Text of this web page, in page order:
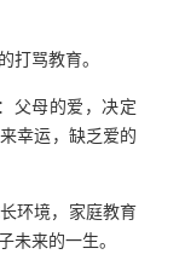
骂教育。
母的爱，决定
幸运，缺乏爱的
环境，家庭教育
未来的一生。